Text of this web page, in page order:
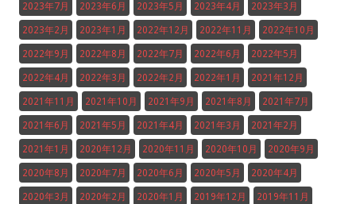
2023年7月 2023年6月 2023年5月 2023年4月 2023年3月
2023年2月 2023年1月 2022年12月 2022年11月 2022年10月
2022年9月 2022年8月 2022年7月 2022年6月 2022年5月
2022年4月 2022年3月 2022年2月 2022年1月 2021年12月
2021年11月 2021年10月 2021年9月 2021年8月 2021年7月
2021年6月 2021年5月 2021年4月 2021年3月 2021年2月
2021年1月 2020年12月 2020年11月 2020年10月 2020年9月
2020年8月 2020年7月 2020年6月 2020年5月 2020年4月
2020年3月 2020年2月 2020年1月 2019年12月 2019年11月